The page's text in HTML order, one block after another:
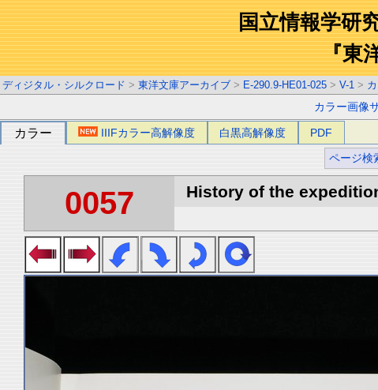
国立情報学研
『東
ディジタル・シルクロード > 東洋文庫アーカイブ > E-290.9-HE01-025 > V-1 >
カラー画像
カラー IIIFカラー高解像度 白黒高解像度 PDF
ページ検
0057 History of the